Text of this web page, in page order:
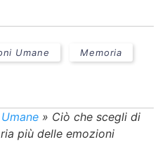
Umane Memoria
» Ciò che scegli di
più delle emozioni